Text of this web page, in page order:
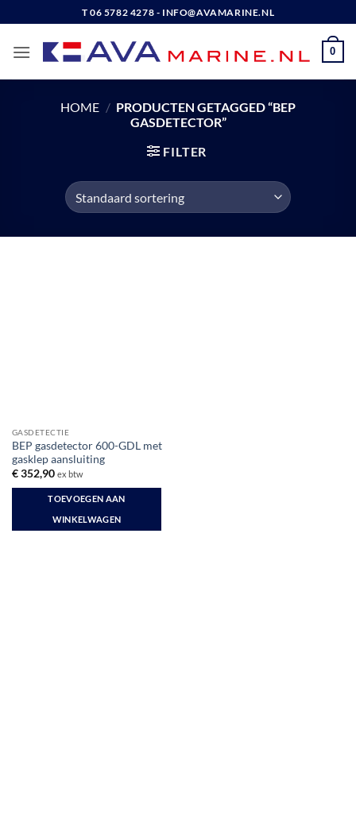
naar
inhoud
T 06 5782 4278 - INFO@AVAMARINE.NL
0
HOME / PRODUCTEN GETAGGED “BEP
GASDETECTOR”
FILTER
GASDETECTIE
BEP gasdetector 600-GDL met
gasklep aansluiting
€352,90 ex btw
TOEVOEGEN AAN
WINKELWAGEN